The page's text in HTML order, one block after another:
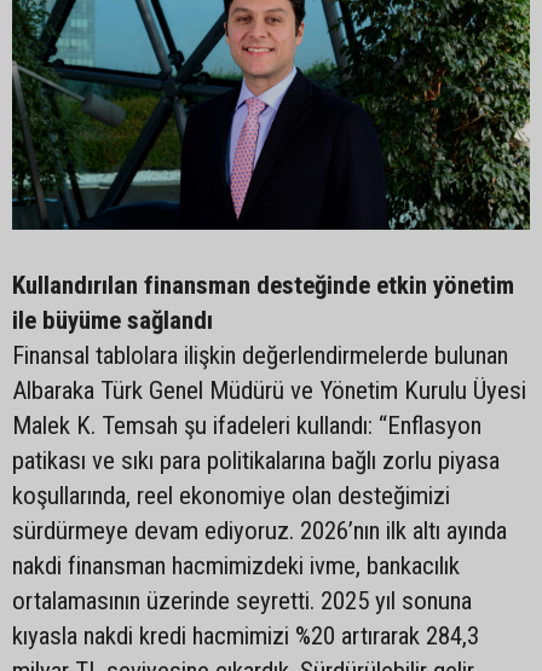
Kullandırılan finansman desteğinde etkin yönetim
ile büyüme sağlandı
Finansal tablolara ilişkin değerlendirmelerde bulunan
Albaraka Türk Genel Müdürü ve Yönetim Kurulu Üyesi
Malek K. Temsah şu ifadeleri kullandı: “Enflasyon
patikası ve sıkı para politikalarına bağlı zorlu piyasa
koşullarında, reel ekonomiye olan desteğimizi
sürdürmeye devam ediyoruz. 2026’nın ilk altı ayında
nakdi finansman hacmimizdeki ivme, bankacılık
ortalamasının üzerinde seyretti. 2025 yıl sonuna
kıyasla nakdi kredi hacmimizi %20 artırarak 284,3